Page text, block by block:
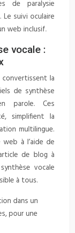
de paralysie
suivi oculaire
web inclusif.
vocale :
convertissent la
de synthèse
parole. Ces
simplifient la
multilingue.
à l’aide de
de blog à
vocale
à tous.
dans un
pour une